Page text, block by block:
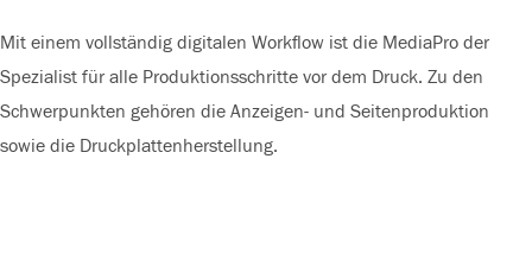
Mit einem vollständig digitalen Workflow ist die MediaPro der
Spezialist für alle Produktionsschritte vor dem Druck. Zu den
Schwerpunkten gehören die Anzeigen- und Seitenproduktion
sowie die Druckplattenherstellung.